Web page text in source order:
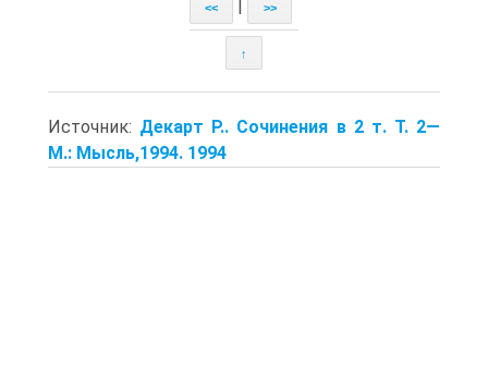
<< >>
↑
Источник: Декарт Р.. Сочинения в 2 т. Т. 2—
М.: Мысль,1994. 1994